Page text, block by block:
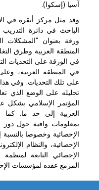
آسيا (إسكوا).
وقد مثل مركز أنقرة في
الباحث في دائرة التدريب
ورقة بعنوان "المشكلات
المنطقة العربية وطرق
في الورقة على التحديات
في المنطقة العربية،
على تلك التحديات. وفي هذا
تحليله على الوضع الذي
المؤتمر الإسلامي بشكل
العربية إلى حد ما. كما
بمعلومات وافية حول دور
الإحصائية وخصوصا بالنسبة
الإحصائية، والنظام
الإحصائي التابعة لمنظمة
المزمع عقده لمؤسسات